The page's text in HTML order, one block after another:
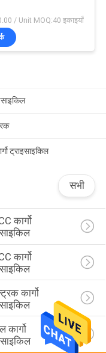
/ Unit MOQ:40 इकाइयाँ
ट्राइसाइकिल
सभी
कार्गो
कार्गो
कार्गो
कार्गो